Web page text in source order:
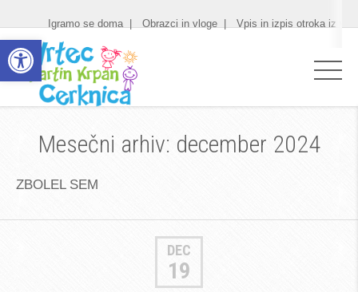
Igramo se doma Obrazci in vloge Vpis in izpis otroka iz
Mesečni arhiv: december 2024
ZBOLEL SEM
DEC
19
Open toolbar